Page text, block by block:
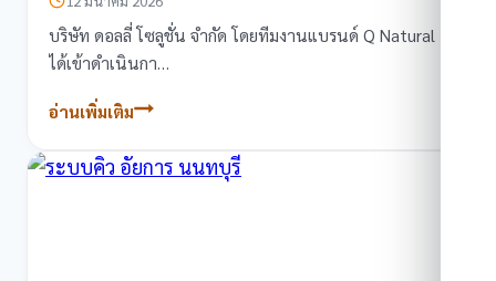
บริษัท ดอลลี่ โซลูชั่น จำกัด โดยทีมงานแบรนด์ Q Natural
ได้เข้าดำเนินกา…
อ่านเพิ่มเติม
ผล
ติด